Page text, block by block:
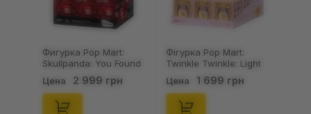
Фигурка Pop Mart:
Skullpanda: You Found
Me!: Plush Doll Pendant
Series (Blind Box: 1 з
10) (Secret Edition),
(29347)
Цена 2 999 грн
Фігурка Pop Mart:
Twinkle Twinkle: Light
Up: Scene Sets Series
(Blind Box: 1 з 10)
(Secret Edition),
(21372)
Цена 1 699 грн